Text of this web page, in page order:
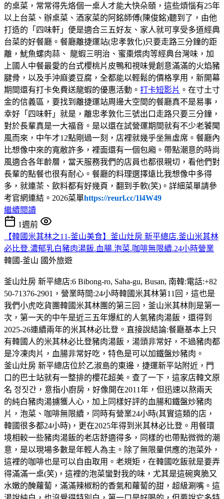
的桌菜，常常得先烙個一桌人才能大快朵頤，這些煩惱有25年
以上台菜、辦桌菜、酒家菜的阿銘師傅(陳俊銘)聽到了，由他
打造的「四味軒」便是適合三五好友、家人就可享受多道經典
台菜的好餐廳。餐廳離捷運站(忠孝敦化)只要走路三分鐘的距
離，魷魚螺肉蒜、 龍蝦三明治、蜜棗煨肉等經典台灣味，加
上國人中餐最愛的台式櫻桃片皮鴨和視味覺創意滿滿的火焰豬
腱骨，以及手沖麻婆豆腐，全都能以輕鬆的價格享用，新開幕
期間還有打卡免費送龍蝦的優惠活動。 打卡短影片 。在寸土寸
金的信義區，要找到離捷運站周邊大空間的餐廳真不是易事，
幸好「四味軒」就是，離忠孝敦化三號出口走路只要三分鐘，
對於長輩真是一大福音。是以還在試營運期間就有不少老饕聞
風而來，中午才12點剛過一刻，店裡就幾乎坐無虛席。餐廳內
比想像中來的寬敝許多，裡面還有一個包廂。帶點潮意的時尚
風適合各年齡層，當天服務我們的店員也都很親切，看他們對
長輩的點餐也很有耐心。餐廳的料理選擇遠比我想像中多得
多，就連茶、飲料都有好幾頁，翻到手軟(笑)。詳細菜單請參
考官網連結。2026菜單https://reurl.cc/1l4W49
繼續閱讀
1週前
【韓國米其林之11-釜山美食】釜山灶房 新平總店.釜山米其林
必比登.濃郁乳白豬肉湯飯.血腸.泡菜.咖啡無限續.24小時營業
韓國-釜山 國外旅遊
釜山灶房 新平總店:6 Bibong-ro, Saha-gu, Busan, 南韓:電話:+82
50-71376-2901，營業時間:24小時韓國米其林第11回，這也是
我們小虎吃貨團韓國米其林團的第三回，釜山米其林則是第一
次，第一天的中午是近三五年爆紅的人氣豬肉湯飯，還得到
2025-26連續兩年的米其林必比登。直接說結論:餐廳基本上只
有韓國人的米其林必比登豬肉湯飯，湯頭非常好，不過豬肉都
是冷凍肉片，血腸非常好吃，特色是可以加鐵盤炒豬肉。
釜山灶房 新平總店位於乙淑島的東邊，捷運新平站附近，門
口的巴士站就有一整排的櫻花超美。查了一下，這家店韓文原
名 정짓간，意指小廚房，好像開在2011年，但迅速以熬兩天
的純白豬肉湯擄獲人心，加上同樣好評的血腸和鐵盤炒豬肉
片，泡菜、咖啡無限續，同時有營業24小時(其實這類的店，
韓國很多都24小時)，更在2025年得到米其林必比登。用餐環
境相較一些豬肉湯飯的老店舒適得多，同樣的也帶點微微的潮
意，是以現場多數是年輕人為主。除了無限量供應的泡菜外，
這裡的咖啡也是可以自由取用。老規矩，在韓國吃飯就是要弄
得滿滿一桌(笑)，這裡的泡菜蠻對我的味，尤其是這碗爽脆又
水嫩的醃蘿蔔，滿滿辣椒粉的香氣和蘿蔔的甜，超級涮嘴。這